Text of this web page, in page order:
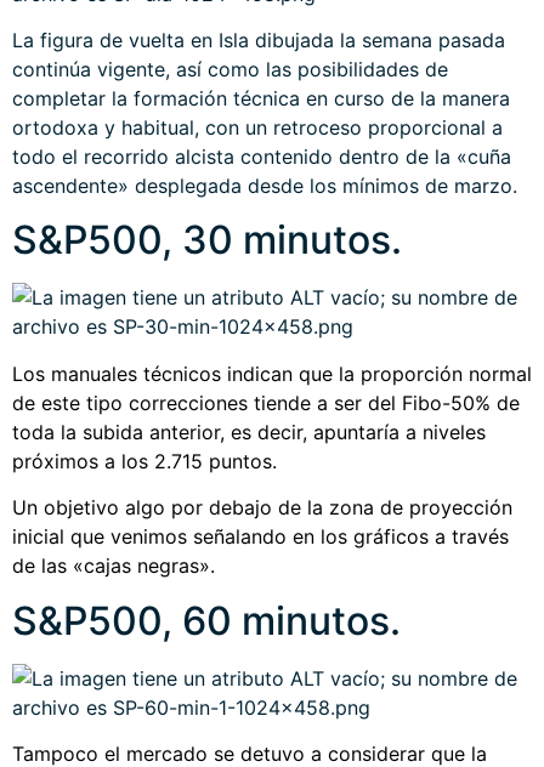
La figura de vuelta en Isla dibujada la semana pasada
continúa vigente, así como las posibilidades de
completar la formación técnica en curso de la manera
ortodoxa y habitual, con un retroceso proporcional a
todo el recorrido alcista contenido dentro de la «cuña
ascendente» desplegada desde los mínimos de marzo.
S&P500, 30 minutos.
Los manuales técnicos indican que la proporción normal
de este tipo correcciones tiende a ser del Fibo-50% de
toda la subida anterior, es decir, apuntaría a niveles
próximos a los 2.715 puntos.
Un objetivo algo por debajo de la zona de proyección
inicial que venimos señalando en los gráficos a través
de las «cajas negras».
S&P500, 60 minutos.
Tampoco el mercado se detuvo a considerar que la